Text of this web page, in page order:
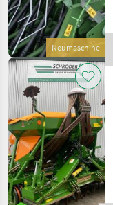
Neumaschine